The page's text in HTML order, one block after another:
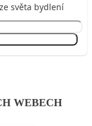
světa bydlení
WEBECH